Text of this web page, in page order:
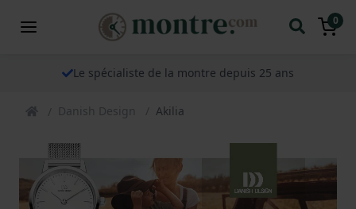
0
Le spécialiste de la montre depuis 25 ans
Danish Design Akilia